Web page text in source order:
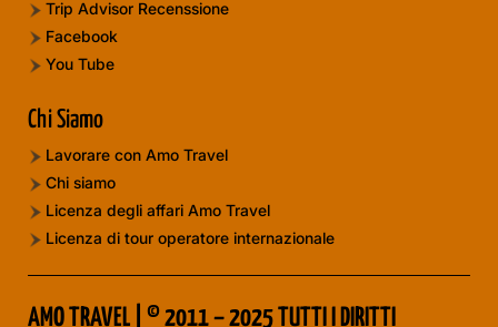
Trip Advisor Recenssione
Facebook
You Tube
Chi Siamo
Lavorare con Amo Travel
Chi siamo
Licenza degli affari Amo Travel
Licenza di tour operatore internazionale
AMO TRAVEL | © 2011 – 2025 TUTTI I DIRITTI